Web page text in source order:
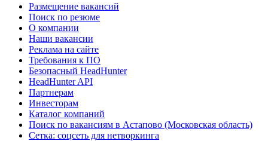
Размещение вакансий
Поиск по резюме
О компании
Наши вакансии
Реклама на сайте
Требования к ПО
Безопасный HeadHunter
HeadHunter API
Партнерам
Инвесторам
Каталог компаний
Поиск по вакансиям в Астапово (Московская область)
Сетка: соцсеть для нетворкинга